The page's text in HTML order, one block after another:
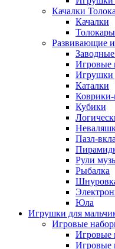
Качалки
Качалки
Толокары
Развивающие
Игровые
Игрушки
Каталки
Коврики-
Кубики
Пазл-
Рули
Рыбалка
Юла
Игрушки для
Игровые
Игровые
Игровые